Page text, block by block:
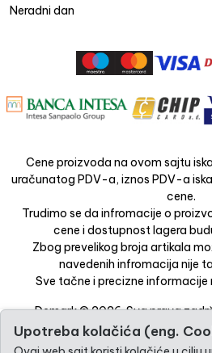
Neradni dan
Cene proizvoda na ovom sajtu
uračunatog PDV-a, iznos PDV-a
cene.
Trudimo se da infromacije o
cene i dostupnost lagera
Zbog prevelikog broja artikala
navedenih infromacija nije
Sve tačne i precizne
Demark © 2026. Sva prava
prodavnice-
Upotreba kolačića (eng.